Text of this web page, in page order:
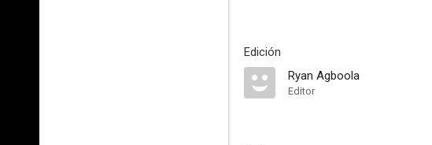
Edición
Ryan Agboola
Editor